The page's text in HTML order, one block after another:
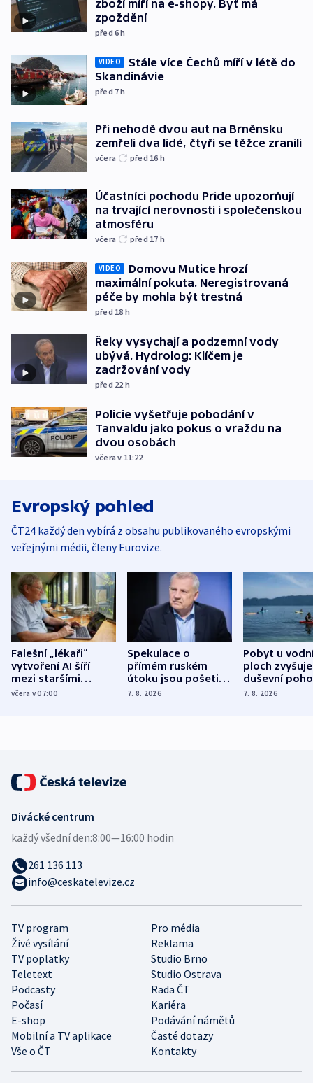
zboží míří na e-shopy. Byť má
zpoždění
před 6h
VIDEO
Stále více Čechů míří v létě do
Skandinávie
před 7h
Při nehodě dvou aut na Brněnsku
zemřeli dva lidé, čtyři se těžce zranili
včera před 16 h
Účastníci pochodu Pride upozorňují
na trvající nerovnosti i společenskou
atmosféru
včera před 17 h
VIDEO
Domovu Mutice hrozí
maximální pokuta. Neregistrovaná
péče by mohla být trestná
před 18 h
Řeky vysychají a podzemní vody
ubývá. Hydrolog: Klíčem je
zadržování vody
před 22 h
Policie vyšetřuje pobodání v
Tanvaldu jako pokus o vraždu na
dvou osobách
včera v 11:22
Evropský pohled
ČT24 každý den vybírá z obsahu publikovaného evropskými
veřejnými médii, členy Eurovize.
Falešní „lékaři“
vytvoření AI šíří
mezi staršími
Poláky nebezpečné
včera v 07:00
Spekulace o
přímém ruském
útoku jsou pošetilé,
míní estonský
7. 8. 2026
Pobyt u
ploch zvyšuje
duševní
ukázala
7. 8. 2026
TV program
Pro média
Živé vysílání
Reklama
TV poplatky
Studio Brno
Teletext
Studio Ostrava
Podcasty
Rada ČT
Počasí
Kariéra
E-shop
Podávání námětů
Mobilní a TV aplikace
Časté dotazy
Vše o ČT
Kontakty
Divácké centrum
každý všední den:8:00—16:00 hodin
261 136 113
info@ceskatelevize.cz